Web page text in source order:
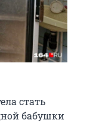
стать
бабушки